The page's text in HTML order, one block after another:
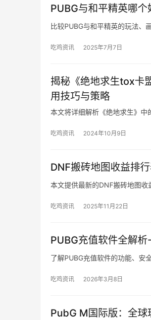
PUBG与和平精英哪
比较PUBG与和平精英的玩法、
吃鸡资讯 2025年7月7日
揭秘《绝地求生tox卡
用技巧与策略
本文将详细解析《绝地求生》中
吃鸡资讯 2024年10月9日
DNF搬砖地图收益排
本文提供最新的DNF搬砖地图收
吃鸡资讯 2025年11月22日
PUBG充值软件全解
了解PUBG充值软件的功能、安
吃鸡资讯 2026年3月8日
PubG M国际版：全